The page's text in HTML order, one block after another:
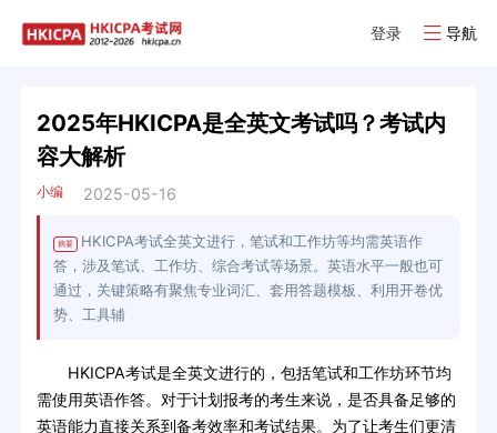
登录 导航
2025年HKICPA是全英文考试吗？考试内
容大解析
小编 2025-05-16
摘要
HKICPA考试全英文进行，笔试和工作坊等均需英语作
答，涉及笔试、工作坊、综合考试等场景。英语水平一般也可
通过，关键策略有聚焦专业词汇、套用答题模板、利用开卷优
势、工具辅
HKICPA考试是全英文进行的，包括笔试和工作坊环节均
需使用英语作答。对于计划报考的考生来说，是否具备足够的
英语能力直接关系到备考效率和考试结果。为了让考生们更清